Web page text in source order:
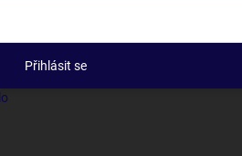
Přihlásit se